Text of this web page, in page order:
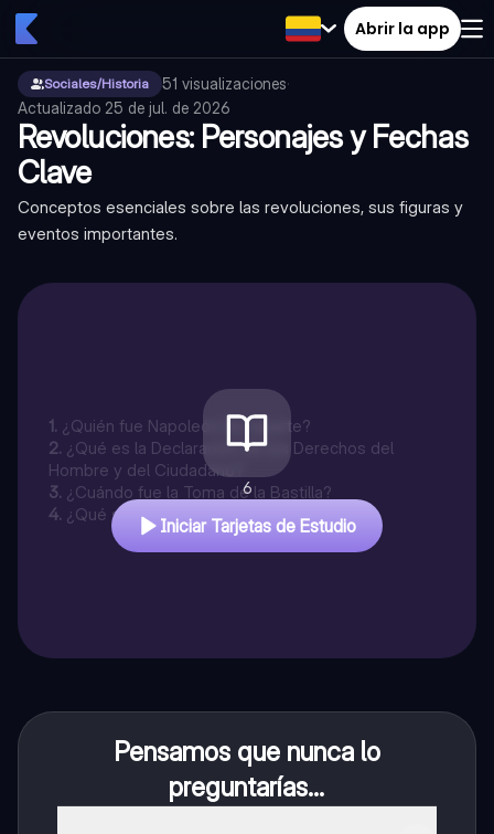
Abrir la app
Sociales/Historia 51 visualizaciones·
Actualizado 25 de jul. de 2026
Revoluciones: Personajes y Fechas
Clave
Conceptos esenciales sobre las revoluciones, sus figuras y
eventos importantes.
1. ¿Quién fue Napoleón Bonaparte?
2. ¿Qué es la Declaración de los Derechos del
Hombre y del Ciudadano?
3. ¿Cuándo fue la Toma de la Bastilla?
4. ¿Qué simbolizó la Toma de la Bastilla?
6
Iniciar Tarjetas de Estudio
Pensamos que nunca lo
preguntarías...